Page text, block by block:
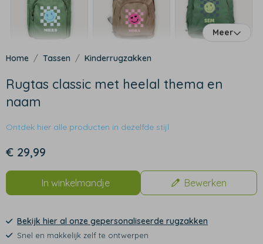
Meer
Tassen Kinderrugzakken
Rugtas classic met heelal thema en
naam
Ontdek hier alle producten in dezelfde stijl
€ 29,99
In winkelmandje Bewerken
Bekijk hier al onze gepersonaliseerde rugzakken
Snel en makkelijk zelf te ontwerpen